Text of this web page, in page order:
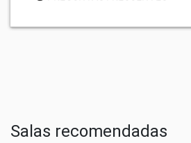
Salas recomendadas